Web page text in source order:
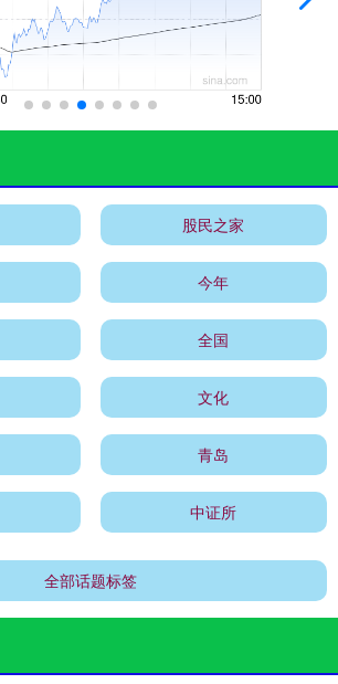
股民之家
今年
全国
文化
青岛
中证所
全部话题标签